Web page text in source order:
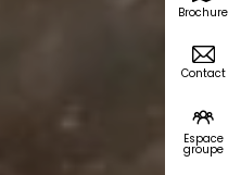
Brochure
Contact
Espace
groupe